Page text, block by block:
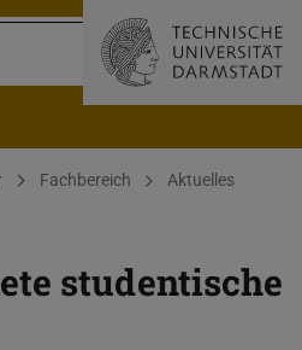
Fachbereich Aktuelles
studentische